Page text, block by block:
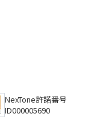
NexTone許諾番号
ID000005690